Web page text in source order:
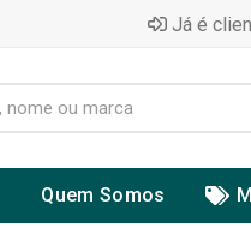
Já é
Quem Somos